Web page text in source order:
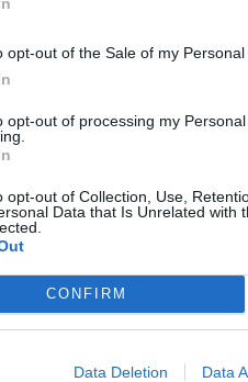
opt-out of the Sale of my Personal
opt-out of processing my
opt-out of Collection, Use,
Data that Is Unrelated with
CONFIRM
Data Deletion Data
Water Bar και η